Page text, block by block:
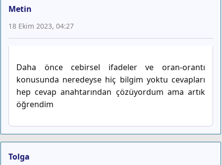
Metin
18 Ekim 2023, 04:27
Daha önce cebirsel ifadeler ve oran-orantı
konusunda neredeyse hiç bilgim yoktu cevapları
hep cevap anahtarından çözüyordum ama artık
öğrendim
Tolga